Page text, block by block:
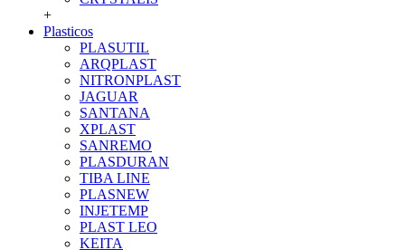
+
Plasticos
PLASUTIL
ARQPLAST
NITRONPLAST
JAGUAR
SANTANA
XPLAST
SANREMO
PLASDURAN
TIBA LINE
PLASNEW
INJETEMP
PLAST LEO
KEITA